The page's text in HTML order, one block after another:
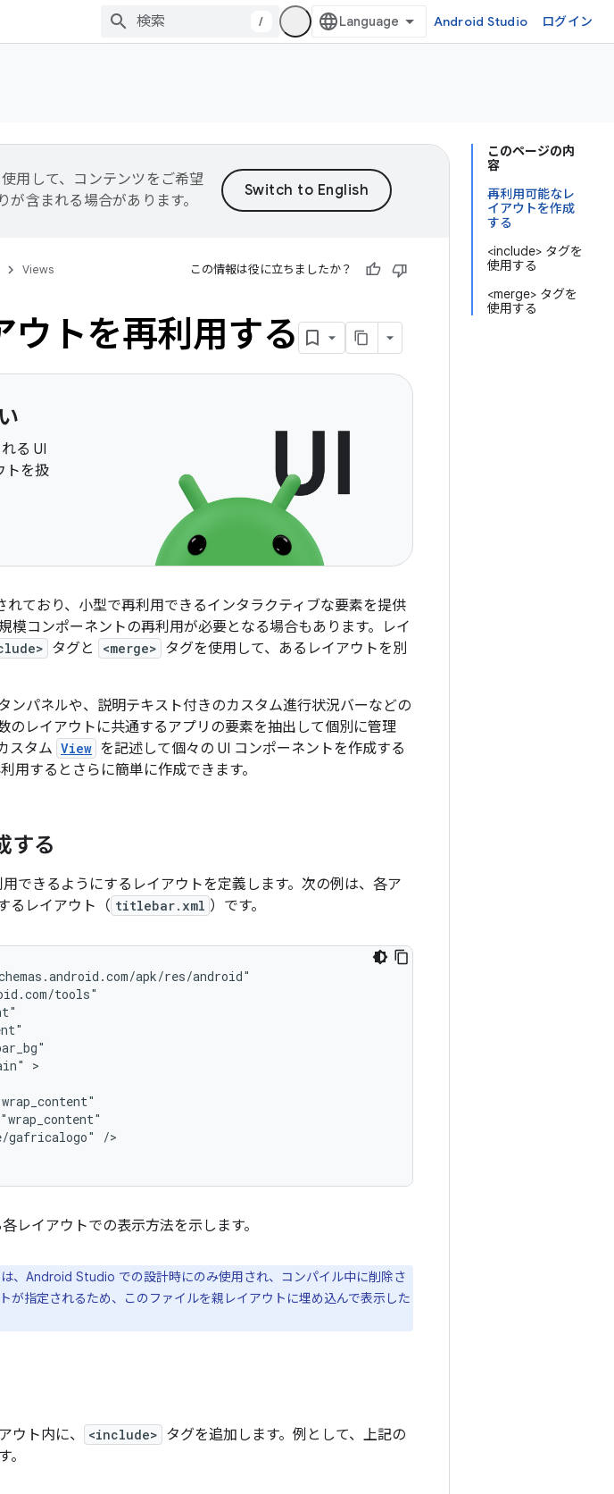
/ Android Studio ログイン
このページの内
容
再利用可能なレ
イアウトを作成
する
<include> タグを
使用する
<merge> タグを
使用する
用して、コンテンツをご希望
含まれる場合があります。
Views この情報は役に立ちましたか？
ウトを再利用する
る UI
トを扱
ており、小型で再利用できるインタラクティブな要素を提供
模コンポーネントの再利用が必要となる場合もあります。レイ
タグと <merge> タグを使用して、あるレイアウトを別
ンパネルや、説明テキスト付きのカスタム進行状況バーなどの
のレイアウトに共通するアプリの要素を抽出して個別に管理
スタム View を記述して個々の UI コンポーネントを作成する
用するとさらに簡単に作成できます。
する
できるようにするレイアウトを定義します。次の例は、各ア
るレイアウト（ titlebar.xml ）です。
>
gafricalogo"
/>
レイアウトでの表示方法を示します。
、Android Studio での設計時にのみ使用され、コンパイル中に削除さ
が指定されるため、このファイルを親レイアウトに埋め込んで表示した
ウト内に、 <include> タグを追加します。例として、上記の